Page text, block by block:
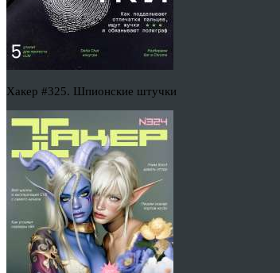
Хакер #325. Шпионские штучки